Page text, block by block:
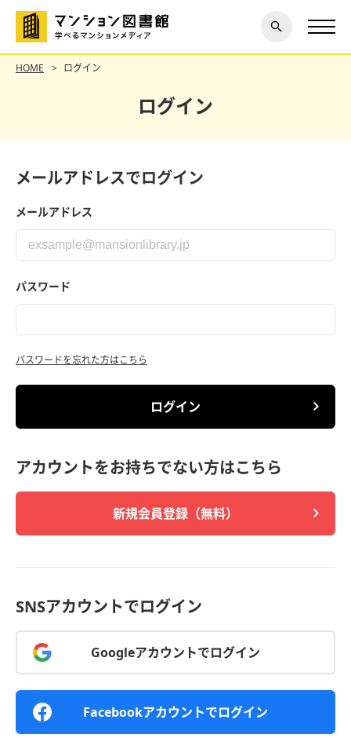
探す
閉じ
る
HOME ログイン
ログイン
メールアドレスでログイン
メールアドレス
パスワード
パスワードを忘れた方はこちら
ログイン
アカウントをお持ちでない方はこちら
新規会員登録（無料）
SNSアカウントでログイン
Googleアカウントでログイン
Facebookアカウントでログイン